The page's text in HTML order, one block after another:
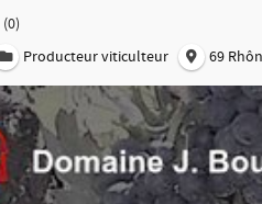
0
Producteur viticulteur 69